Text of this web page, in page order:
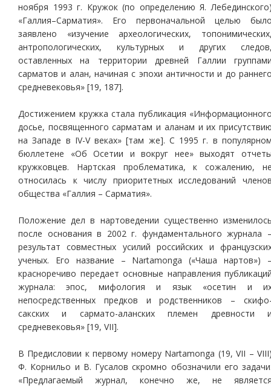
ноября 1993 г. Кружок (по определению Я.
«Галлия–Сарматия». Его первоначальной целью
заявлено «изучение археологических,
антропологических, культурных и других
оставленных на территории древней Галлии
сарматов и алан, начиная с эпохи античности и до
средневековья» [19, 187].
Достижением кружка стала публикация
досье, посвященного сарматам и аланам и их
на Западе в IV-V веках» [там же]. С 1995 г. в
бюллетене «Об Осетии и вокруг нее» выходят
кружковцев. Нартская проблематика, к сожалению,
относилась к числу приоритетных исследований
общества «Галлия – Сарматия».
Положение дел в нартоведении существенно
после основания в 2002 г. фундаментального журнала
результат совместных усилий российских и
ученых. Его название – Nartamonga («Чаша нартов»)
красноречиво передает основные направления
журнала: эпос, мифология и язык «осетин и
непосредственных предков и родственников –
сакских и сармато-аланских племен древности
средневековья» [19, VII].
В Предисловии к первому номеру Nartamonga (19, VII –
Ф. Корнильо и В. Гусалов скромно обозначили его
«Предлагаемый журнал, конечно же, не